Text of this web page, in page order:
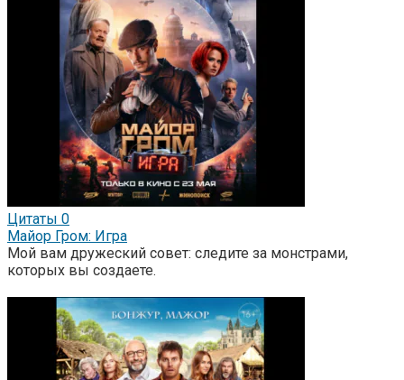
Цитаты 0
Майор Гром: Игра
Мой вам дружеский совет: следите за монстрами,
которых вы создаете.